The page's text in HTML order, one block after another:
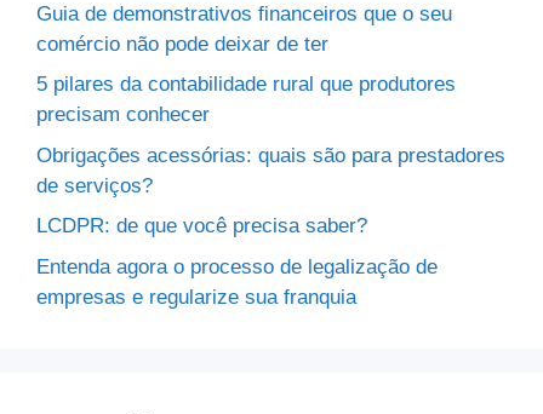
Guia de demonstrativos financeiros que o seu
comércio não pode deixar de ter
5 pilares da contabilidade rural que produtores
precisam conhecer
Obrigações acessórias: quais são para prestadores
de serviços?
LCDPR: de que você precisa saber?
Entenda agora o processo de legalização de
empresas e regularize sua franquia